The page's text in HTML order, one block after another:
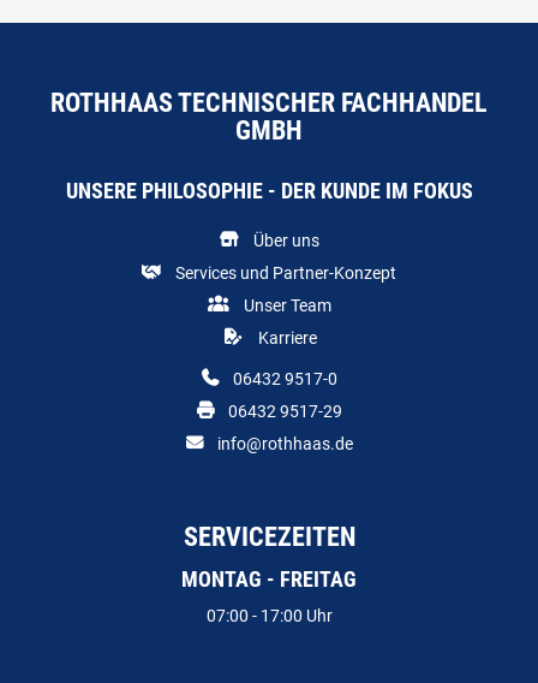
ROTHHAAS TECHNISCHER FACHHANDEL
GMBH
UNSERE PHILOSOPHIE - DER KUNDE IM FOKUS
Über uns
Services und Partner-Konzept
Unser Team
Karriere
06432 9517-0
06432 9517-29
info@rothhaas.de
SERVICEZEITEN
MONTAG - FREITAG
07:00 - 17:00 Uhr